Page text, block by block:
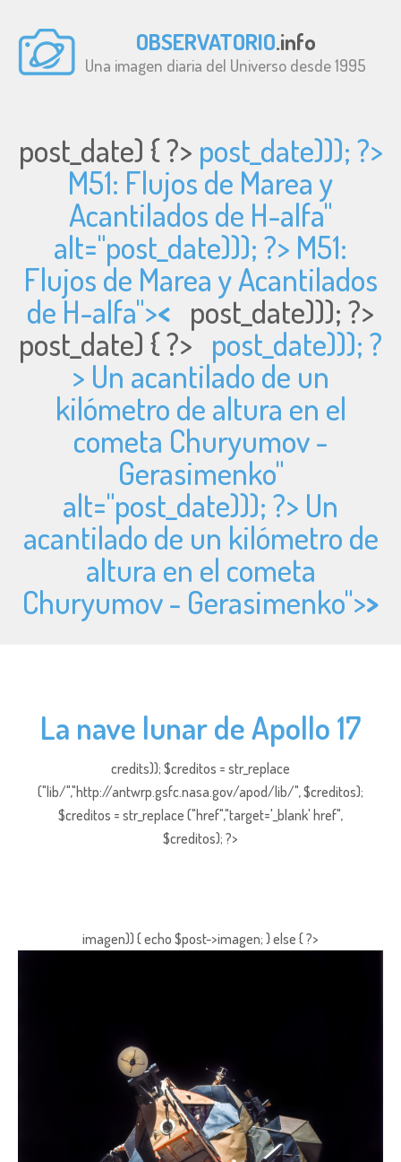
OBSERVATORIO.info
Una imagen diaria del Universo desde 1995
post_date) { ?> post_date))); ?>
M51: Flujos de Marea y
Acantilados de H-alfa"
alt="post_date))); ?> M51:
Flujos de Marea y Acantilados
de H-alfa">< post_date))); ?>
post_date) { ?> post_date))); ?
> Un acantilado de un
kilómetro de altura en el
cometa Churyumov -
Gerasimenko"
alt="post_date))); ?> Un
acantilado de un kilómetro de
altura en el cometa
Churyumov - Gerasimenko">>
La nave lunar de Apollo 17
credits)); $creditos = str_replace
("lib/","http://antwrp.gsfc.nasa.gov/apod/lib/", $creditos);
$creditos = str_replace ("href","target='_blank' href",
$creditos); ?>
imagen)) { echo $post->imagen; } else { ?>